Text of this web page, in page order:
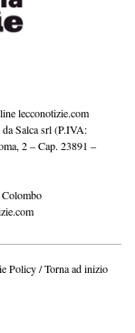
lecconotizie.com
Salca srl (P.IVA:
2 – Cap. 23891 –
Policy/Torna ad inizio